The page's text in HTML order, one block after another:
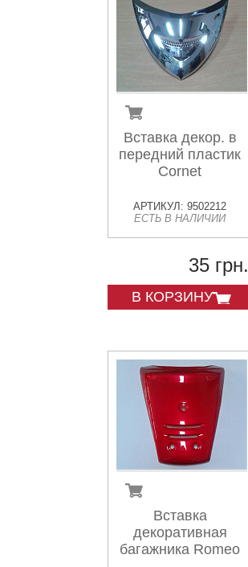
Вставка декор. в
передний пластик
Cornet
АРТИКУЛ: 9502212
ЕСТЬ В НАЛИЧИИ
35 грн.
В КОРЗИНУ
Вставка
декоративная
багажника Romeo